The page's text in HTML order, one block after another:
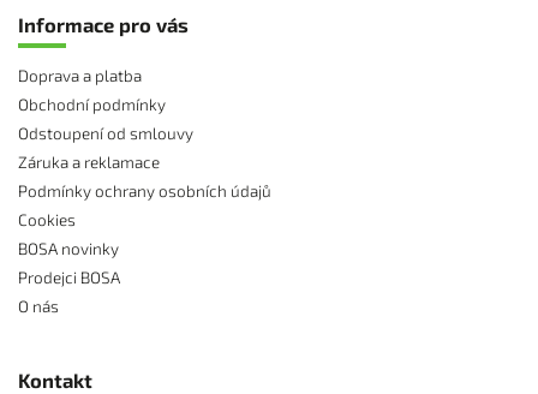
Informace pro vás
Doprava a platba
Obchodní podmínky
Odstoupení od smlouvy
Záruka a reklamace
Podmínky ochrany osobních údajů
Cookies
BOSA novinky
Prodejci BOSA
O nás
Kontakt